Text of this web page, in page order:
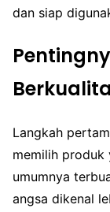
dan siap
Langkah
memilih produk
umumnya
angsa dikenal